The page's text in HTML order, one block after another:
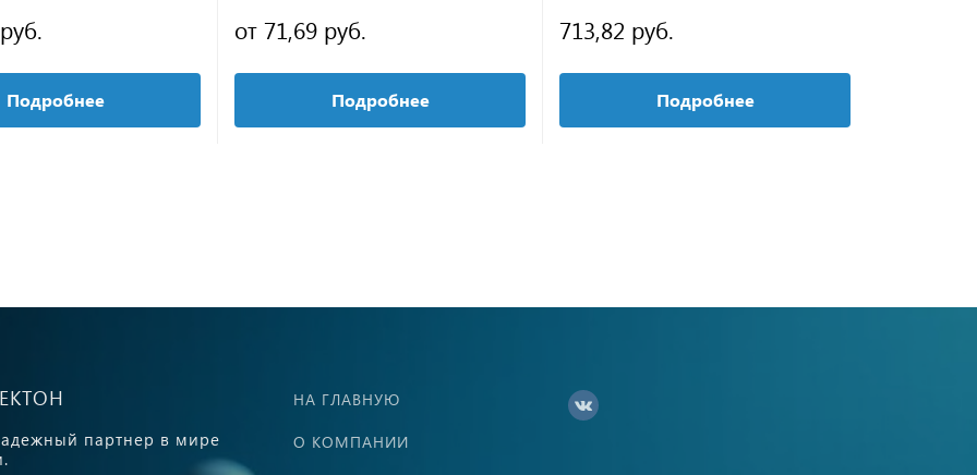
Подробнее
от 71,69 руб.
Подробнее
713,82 руб.
Подробнее
партнер в мире
НА ГЛАВНУЮ
О КОМПАНИИ